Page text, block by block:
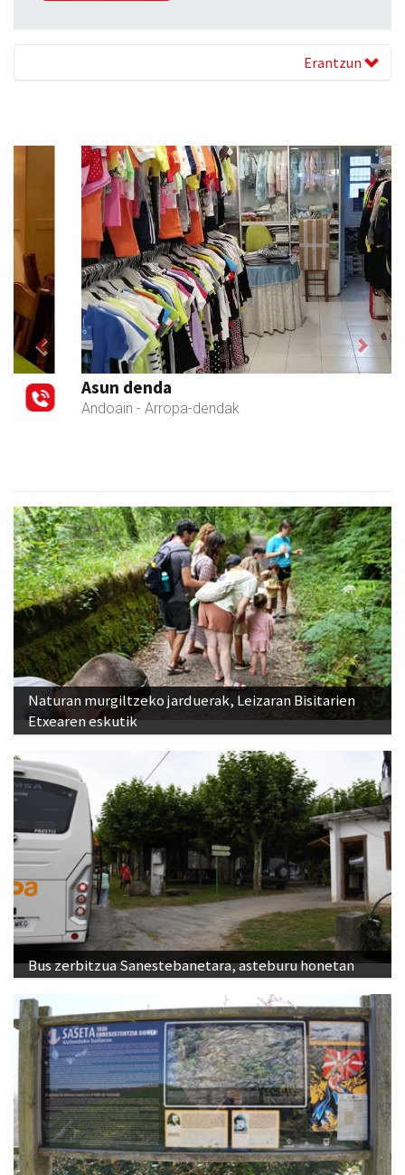
Erantzun
Asun denda
Andoain - Arropa-dendak
Previous Next
Naturan murgiltzeko jarduerak, Leizaran Bisitarien
Etxearen eskutik
Bus zerbitzua Sanestebanetara, asteburu honetan